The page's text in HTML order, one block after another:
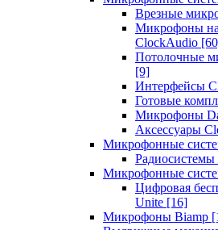
Врезные
Микрофоны
ClockAudio
Потолочные
[9]
Интерфейсы
Готовые
Микрофоны
Аксессуары
Микрофонные
Микрофонные
Цифровая
Unite [16]
Микрофоны Biamp